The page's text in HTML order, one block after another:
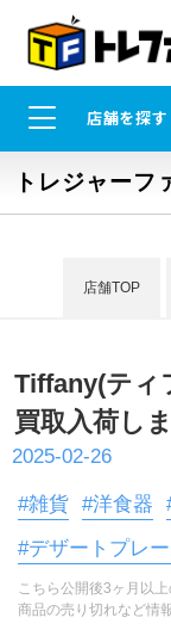
店舗を探す
トレジャーフ
店舗TOP
Tiffany(ティ
買取入荷し
2025-02-26
#雑貨 #洋食器
#デザートプレー
こちら公開後3ヶ月以上
商品の売り切れなど情